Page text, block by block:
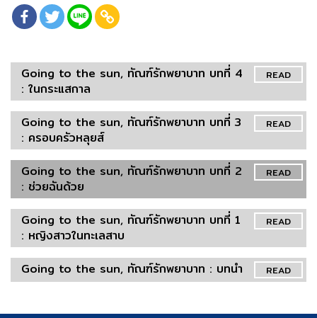
READ
Going to the sun, ทัณฑ์รักพยาบาท บทที่ 4
: ในกระแสกาล
READ
Going to the sun, ทัณฑ์รักพยาบาท บทที่ 3
: ครอบครัวหลุยส์
READ
Going to the sun, ทัณฑ์รักพยาบาท บทที่ 2
: ช่วยฉันด้วย
READ
Going to the sun, ทัณฑ์รักพยาบาท บทที่ 1
: หญิงสาวในทะเลสาบ
READ
Going to the sun, ทัณฑ์รักพยาบาท : บทนำ